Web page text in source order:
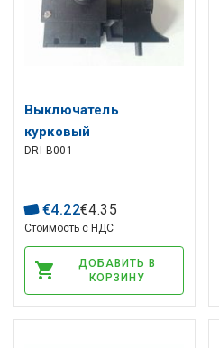
Выключатель
курковый
электродрели ФА2-6 /
DRI-B001
€4.22€4.35
Стоимость с НДС
ДОБАВИТЬ В
КОРЗИНУ